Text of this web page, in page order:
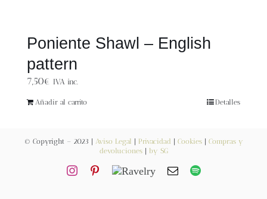
Contacto
Newsletter
Poniente Shawl – English
pattern
7,50€ IVA inc.
Añadir al carrito Detalles
© Copyright – 2023 | Aviso Legal Privacidad Cookies| Compras y
devoluciones| by SG